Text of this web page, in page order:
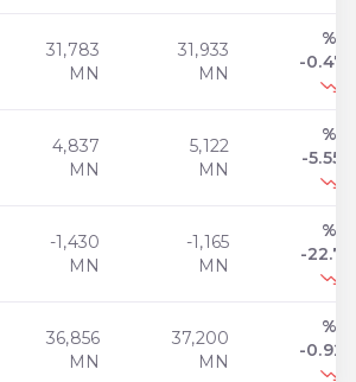
31,783
MN
31,933
MN
%
-0.47
4,837
MN
5,122
MN
%
-5.55
-1,430
MN
-1,165
MN
%
-22.7
36,856
MN
37,200
MN
%
-0.92